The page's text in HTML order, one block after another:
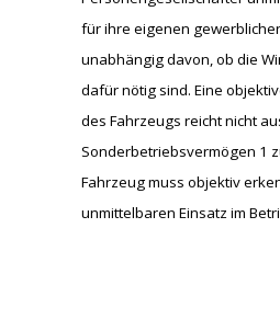
für ihre eigenen
unabhängig davon, ob die
dafür nötig sind. Eine
des Fahrzeugs reicht nicht
Sonderbetriebsvermögen 1
Fahrzeug muss objektiv
unmittelbaren Einsatz im